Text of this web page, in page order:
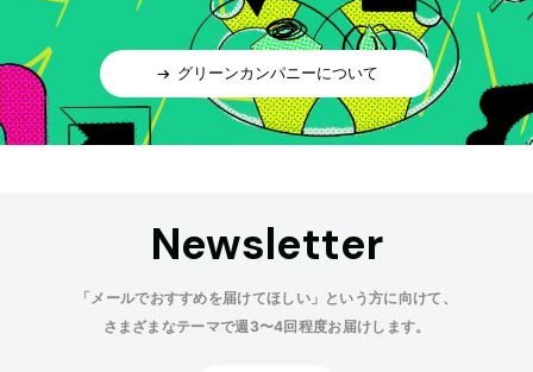
グリーンカンパニーについて
Newsletter
「メールでおすすめを届けてほしい」という方に向けて、
さまざまなテーマで週3〜4回程度お届けします。